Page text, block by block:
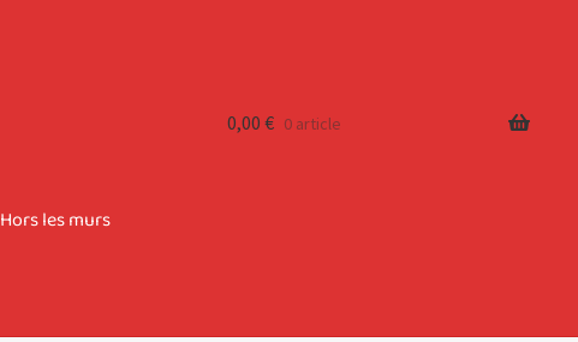
Hors les murs
0,00 € 0 article